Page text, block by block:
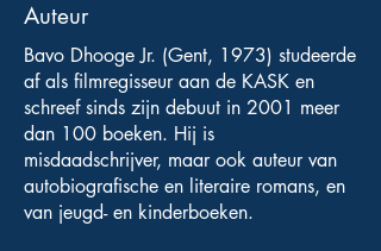
Auteur
Bavo Dhooge Jr. (Gent, 1973) studeerde
af als filmregisseur aan de KASK en
schreef sinds zijn debuut in 2001 meer
dan 100 boeken. Hij is
misdaadschrijver, maar ook auteur van
autobiografische en literaire romans, en
van jeugd- en kinderboeken.